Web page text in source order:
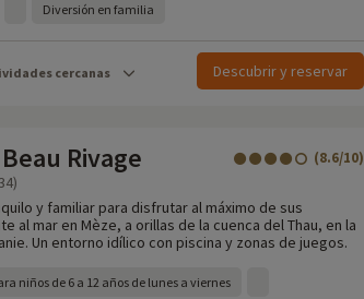
Diversión en familia
cercanas Descubrir y reservar
Rivage (8.6/10)
y familiar para disfrutar al máximo de sus
al mar en Mèze, a orillas de la cuenca del Thau, en la
Un entorno idílico con piscina y zonas de juegos.
niños de 6 a 12 años de lunes a viernes